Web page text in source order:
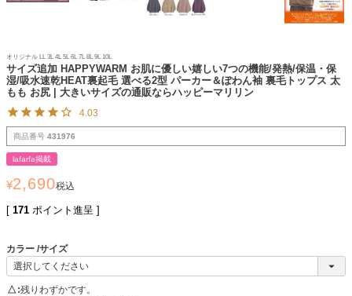
オリジナル LL 3L 4L 5L 6L 7L 8L 9L 10L
サイズ追加 HAPPYWARM お肌に優しい嬉しい7つの機能/発熱/保温・保
湿/吸水速乾HEAT裏起毛 選べる2型 パーカー＆ぽわん袖 裏毛トップス 太
もも お尻 | 大きいサイズの通販ならハッピーマリリン
4.03
商品番号 431976
lafarfa掲載
¥2,690税込
[ 171 ポイント進呈 ]
カラー サイズ
△ 残りわずかです。